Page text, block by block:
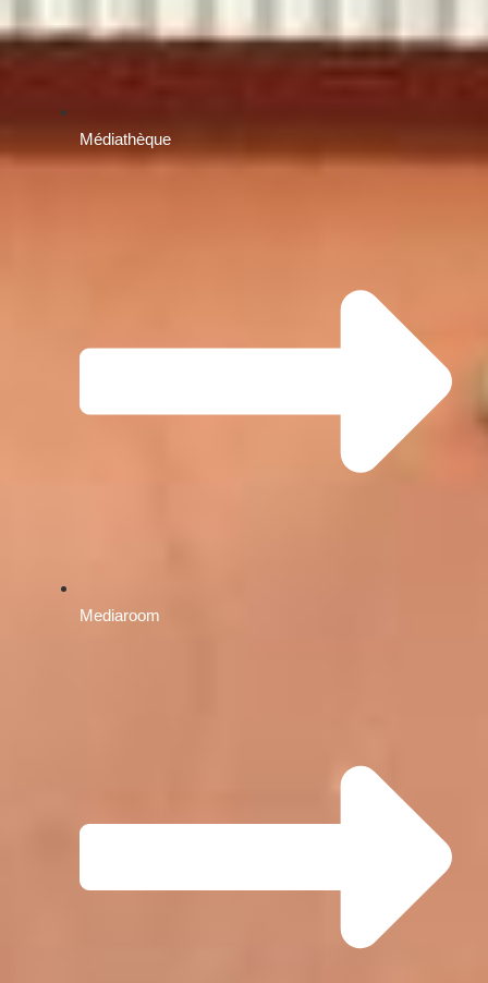
Médiathèque
Mediaroom